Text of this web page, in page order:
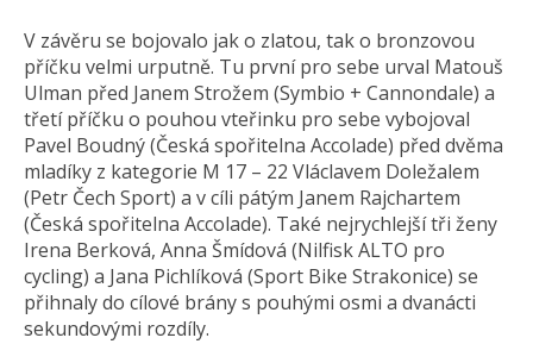
V závěru se bojovalo jak o zlatou, tak o bronzovou
příčku velmi urputně. Tu první pro sebe urval Matouš
Ulman před Janem Strožem (Symbio + Cannondale) a
třetí příčku o pouhou vteřinku pro sebe vybojoval
Pavel Boudný (Česká spořitelna Accolade) před dvěma
mladíky z kategorie M 17 – 22 Vláclavem Doležalem
(Petr Čech Sport) a v cíli pátým Janem Rajchartem
(Česká spořitelna Accolade). Také nejrychlejší tři ženy
Irena Berková, Anna Šmídová (Nilfisk ALTO pro
cycling) a Jana Pichlíková (Sport Bike Strakonice) se
přihnaly do cílové brány s pouhými osmi a dvanácti
sekundovými rozdíly.